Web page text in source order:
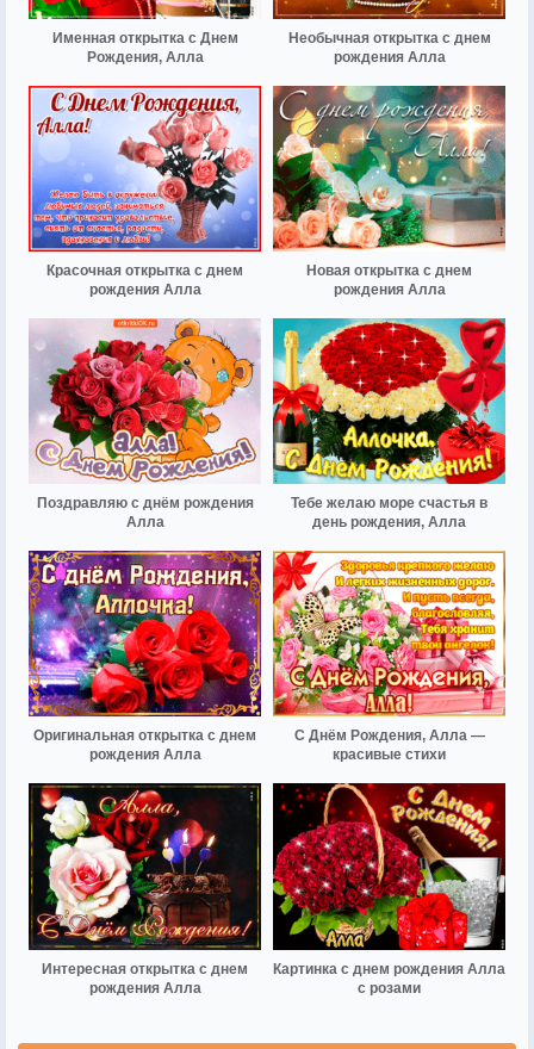
Именная открытка с Днем
Рождения, Алла
Необычная открытка с днем
рождения Алла
Красочная открытка с днем
рождения Алла
Новая открытка с днем
рождения Алла
Поздравляю с днём рождения
Алла
Тебе желаю море счастья в
день рождения, Алла
Оригинальная открытка с днем
рождения Алла
С Днём Рождения, Алла —
красивые стихи
Интересная открытка с днем
рождения Алла
Картинка с днем рождения Алла
с розами